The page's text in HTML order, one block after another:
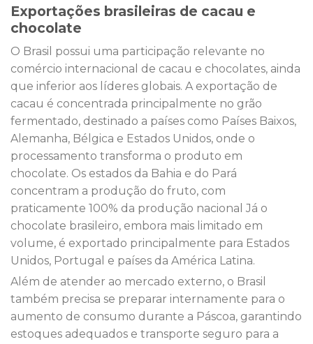
Exportações brasileiras de cacau e
chocolate
O Brasil possui uma participação relevante no
comércio internacional de cacau e chocolates, ainda
que inferior aos líderes globais. A exportação de
cacau é concentrada principalmente no grão
fermentado, destinado a países como Países Baixos,
Alemanha, Bélgica e Estados Unidos, onde o
processamento transforma o produto em
chocolate. Os estados da Bahia e do Pará
concentram a produção do fruto, com
praticamente 100% da produção nacional Já o
chocolate brasileiro, embora mais limitado em
volume, é exportado principalmente para Estados
Unidos, Portugal e países da América Latina.
Além de atender ao mercado externo, o Brasil
também precisa se preparar internamente para o
aumento de consumo durante a Páscoa, garantindo
estoques adequados e transporte seguro para a